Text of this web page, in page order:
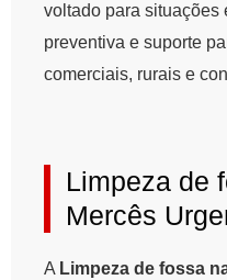
voltado para situações
preventiva e suporte
comerciais, rurais e
Limpeza de
Mercês
A Limpeza de fossa